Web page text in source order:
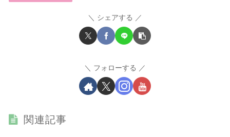
シェアする
フォローする
関連記事